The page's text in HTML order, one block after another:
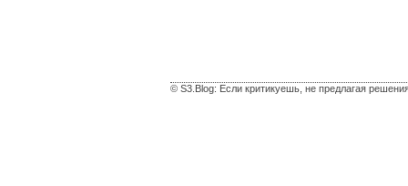
© S3.Blog: Если критикуешь, не предлагая